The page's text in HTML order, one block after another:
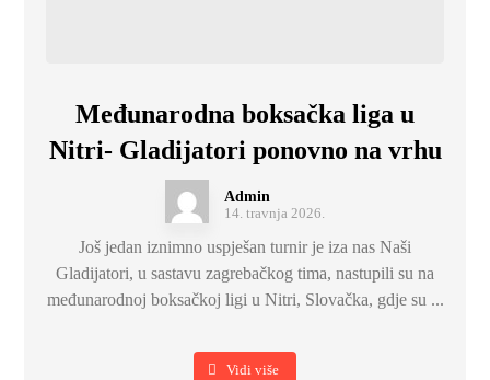
Međunarodna boksačka liga u
Nitri- Gladijatori ponovno na vrhu
Admin
14. travnja 2026.
Još jedan iznimno uspješan turnir je iza nas Naši
Gladijatori, u sastavu zagrebačkog tima, nastupili su na
međunarodnoj boksačkoj ligi u Nitri, Slovačka, gdje su ...
Vidi više